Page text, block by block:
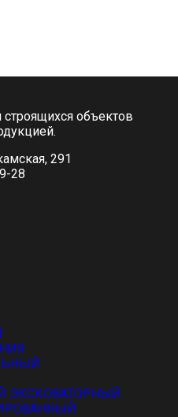
объектов
291
28
ЭКСКОВАТОРНЫЙ